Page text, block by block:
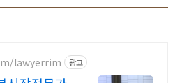
lawyerrim 광고